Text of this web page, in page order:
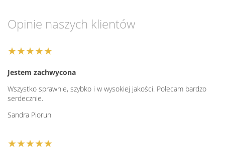
Opinie naszych klientów
★★★★★
Jestem zachwycona
Wszystko sprawnie, szybko i w wysokiej jakości. Polecam bardzo
serdecznie.
Sandra Piorun
★★★★★